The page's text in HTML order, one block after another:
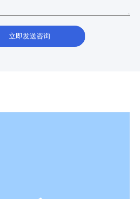
立即发送咨询